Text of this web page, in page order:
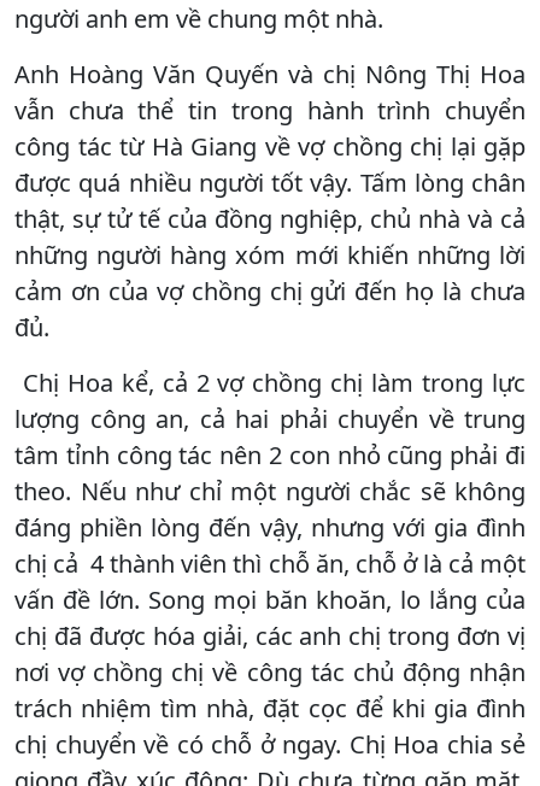
người anh em về chung một nhà.
Anh Hoàng Văn Quyến và chị Nông Thị Hoa
vẫn chưa thể tin trong hành trình chuyển
công tác từ Hà Giang về vợ chồng chị lại gặp
được quá nhiều người tốt vậy. Tấm lòng chân
thật, sự tử tế của đồng nghiệp, chủ nhà và cả
những người hàng xóm mới khiến những lời
cảm ơn của vợ chồng chị gửi đến họ là chưa
đủ.
Chị Hoa kể, cả 2 vợ chồng chị làm trong lực
lượng công an, cả hai phải chuyển về trung
tâm tỉnh công tác nên 2 con nhỏ cũng phải đi
theo. Nếu như chỉ một người chắc sẽ không
đáng phiền lòng đến vậy, nhưng với gia đình
chị cả 4 thành viên thì chỗ ăn, chỗ ở là cả một
vấn đề lớn. Song mọi băn khoăn, lo lắng của
chị đã được hóa giải, các anh chị trong đơn vị
nơi vợ chồng chị về công tác chủ động nhận
trách nhiệm tìm nhà, đặt cọc để khi gia đình
chị chuyển về có chỗ ở ngay. Chị Hoa chia sẻ